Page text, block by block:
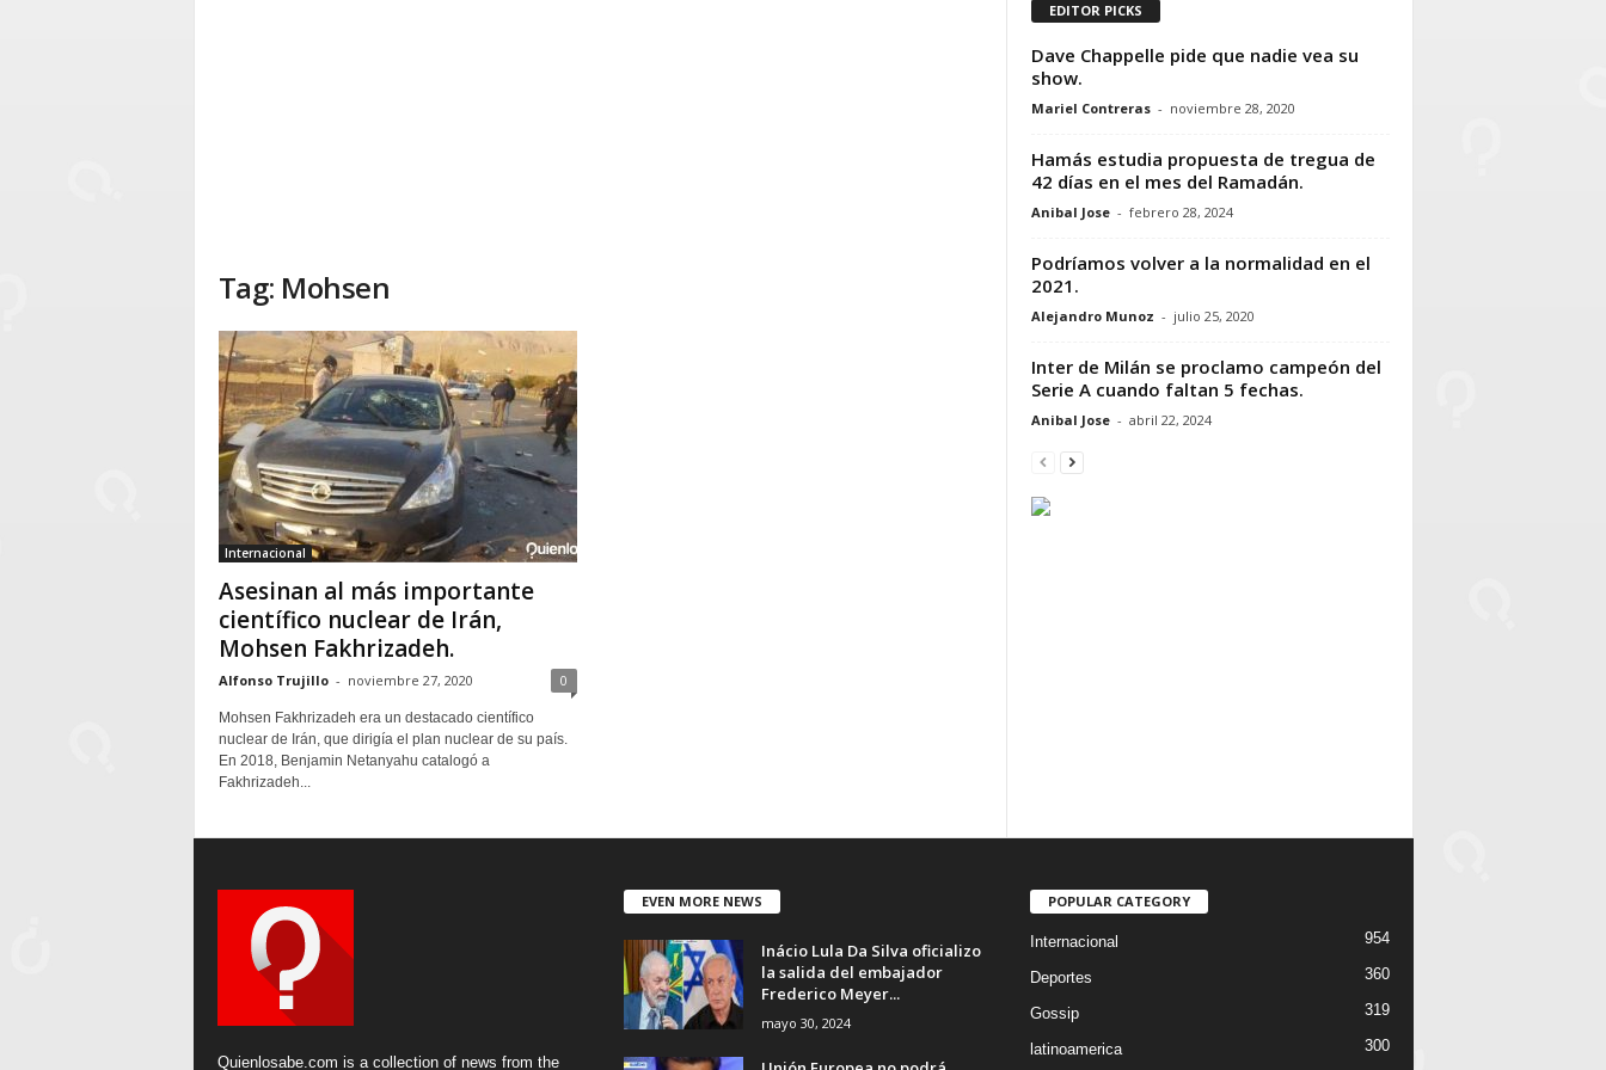
Tag: Mohsen
Internacional
Asesinan al más importante
científico nuclear de Irán,
Mohsen Fakhrizadeh.
Alfonso Trujillo - noviembre 27, 2020 0
Mohsen Fakhrizadeh era un destacado científico
nuclear de Irán, que dirigía el plan nuclear de su país.
En 2018, Benjamin Netanyahu catalogó a
Fakhrizadeh...
EDITOR PICKS
Dave Chappelle pide que nadie vea su
show.
Mariel Contreras - noviembre 28, 2020
Hamás estudia propuesta de tregua de
42 días en el mes del Ramadán.
Anibal Jose - febrero 28, 2024
Podríamos volver a la normalidad en el
2021.
Alejandro Munoz - julio 25, 2020
Inter de Milán se proclamo campeón del
Serie A cuando faltan 5 fechas.
Anibal Jose - abril 22, 2024
Quienlosabe.com is a collection of news from the
EVEN MORE NEWS
Inácio Lula Da Silva oficializo
la salida del embajador
Frederico Meyer...
mayo 30, 2024
POPULAR CATEGORY
Internacional 954
Deportes 360
Gossip 319
latinoamerica 300